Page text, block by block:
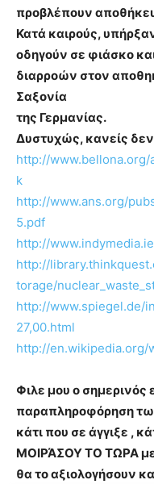
προβλέπουν
Κατά καιρούς,
οδηγούν σε φιάσκο
διαρροών στον
Σαξονία
της Γερμανίας.
Δυστυχώς, κανείς δεν
http://
k
http://www.ans.org/
5.pdf
http://
http://
torage/
http://www.spiegel.de/
27,00.html
http://en.wikipedia.org/
Φιλε μου ο σημερινός
παραπληροφόρηση
κάτι που σε άγγιξε ,
ΜΟΙΡΆΣΟΥ ΤΟ ΤΩΡΑ με
θα το αξιολογήσουν